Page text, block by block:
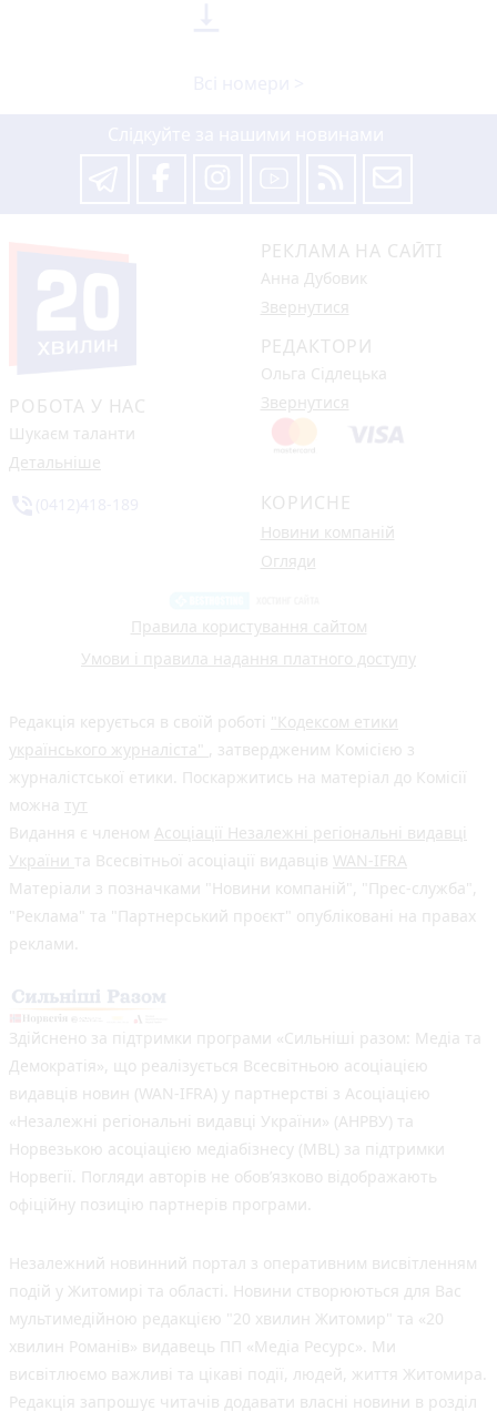
РОБОТА У НАС
Шукаєм таланти
Детальніше
РЕКЛАМА НА САЙТІ
Анна Дубовик
Звернутися
РЕДАКТОРИ
Ольга Сідлецька
Звернутися
КОРИСНЕ
Новини компаній
Огляди
Правила користування сайтом
Умови і правила надання платного доступу
Редакція керується в своїй роботі "Кодексом етики
українського журналіста" , затвердженим Комісією з
журналістської етики. Поскаржитись на матеріал до Комісії
можна тут
Видання є членом Асоціації Незалежні регіональні видавці
України та Всесвітньої асоціації видавців WAN-IFRA
Матеріали з позначками "Новини компаній", "Прес-служба",
"Реклама" та "Партнерський проєкт" опубліковані на правах
реклами.
Здійснено за підтримки програми «Сильніші разом: Медіа та
Демократія», що реалізується Всесвітньою асоціацією
видавців новин (WAN-IFRA) у партнерстві з Асоціацією
«Незалежні регіональні видавці України» (АНРВУ) та
Норвезькою асоціацією медіабізнесу (MBL) за підтримки
Норвегії. Погляди авторів не обов’язково відображають
офіційну позицію партнерів програми.
Незалежний новинний портал з оперативним висвітленням
подій у Житомирі та області. Новини створюються для Вас
мультимедійною редакцією "20 хвилин Житомир" та «20
хвилин Романів» видавець ПП «Медіа Ресурс». Ми
висвітлюємо важливі та цікаві події, людей, життя Житомира.
Редакція запрошує читачів додавати власні новини в розділ